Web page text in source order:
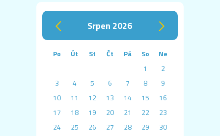
‹ srpen 2026 ›
Po Út St Čt Pá So
Ne
1
2
3
4 5 6 7 8
9
10
11 12 13 14 15
16
17
18 19 20 21 22
23
24
25 26 27 28 29
30